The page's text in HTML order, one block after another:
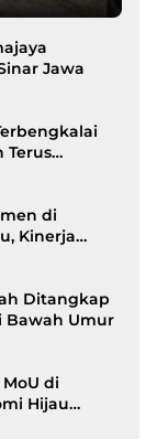
Jawa
Terus
di
Kinerja
Ditangkap
Bawah Umur
MoU di
Hijau
Karbon